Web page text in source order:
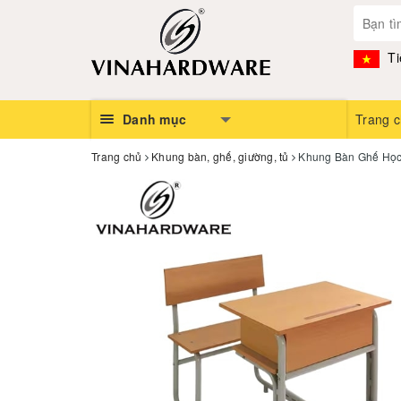
Danh mục Trang
Trang chủ Khung bàn, ghế, giường, tủ Khung Bàn Ghế